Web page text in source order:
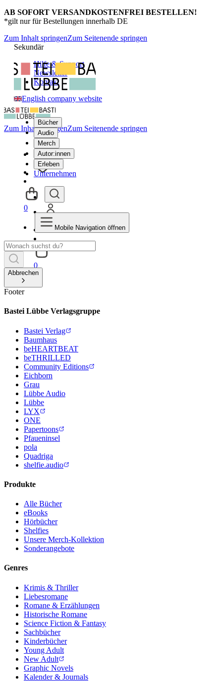
AB SOFORT VERSANDKOSTENFREI BESTELLEN!
*gilt nur für Bestellungen innerhalb DE
Zum Inhalt springenZum Seitenende springen
Sekundär
Hilfe & Support
Newsletter
Kontakt
English company website
Bücher
Audio
Merch
Autor:innen
Erleben
Unternehmen
0
Zum Inhalt springenZum Seitenende springen
0
Mobile Navigation öffnen
Abbrechen
Footer
Bastei Lübbe Verlagsgruppe
Bastei Verlag
Baumhaus
beHEARTBEAT
beTHRILLED
Community Editions
Eichborn
Grau
Lübbe Audio
Lübbe
LYX
ONE
Papertoons
Pfaueninsel
pola
Quadriga
shelfie.audio
Produkte
Alle Bücher
eBooks
Hörbücher
Shelfies
Unsere Merch-Kollektion
Sonderangebote
Genres
Krimis & Thriller
Liebesromane
Romane & Erzählungen
Historische Romane
Science Fiction & Fantasy
Sachbücher
Kinderbücher
Young Adult
New Adult
Graphic Novels
Kalender & Journals